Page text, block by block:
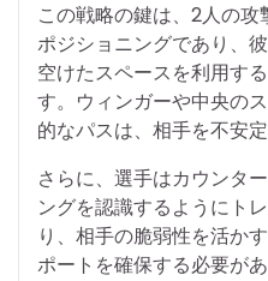
この戦略の鍵は、2人の
ポジショニングであり、
空けたスペースを利用す
す。ウィンガーや中央の
的なパスは、相手を不安
さらに、選手はカウンタ
ングを認識するようにト
り、相手の脆弱性を活か
ポートを確保する必要があ